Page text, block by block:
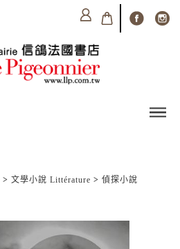
> 文學小說 Littérature > 偵探小說